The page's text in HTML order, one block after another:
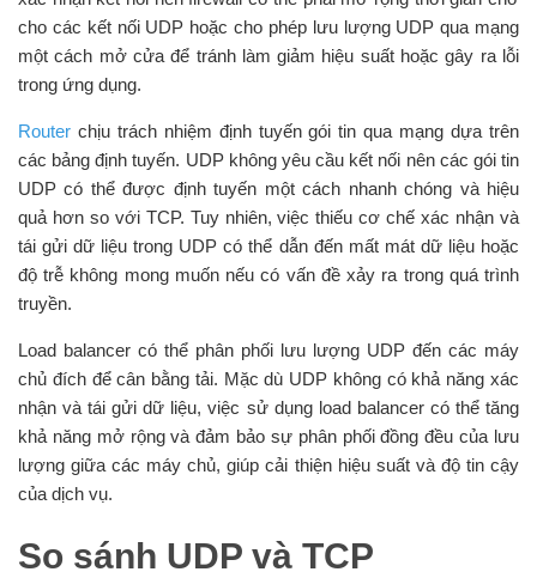
cho các kết nối UDP hoặc cho phép lưu lượng UDP qua mạng
một cách mở cửa để tránh làm giảm hiệu suất hoặc gây ra lỗi
trong ứng dụng.
Router chịu trách nhiệm định tuyến gói tin qua mạng dựa trên
các bảng định tuyến. UDP không yêu cầu kết nối nên các gói tin
UDP có thể được định tuyến một cách nhanh chóng và hiệu
quả hơn so với TCP. Tuy nhiên, việc thiếu cơ chế xác nhận và
tái gửi dữ liệu trong UDP có thể dẫn đến mất mát dữ liệu hoặc
độ trễ không mong muốn nếu có vấn đề xảy ra trong quá trình
truyền.
Load balancer có thể phân phối lưu lượng UDP đến các máy
chủ đích để cân bằng tải. Mặc dù UDP không có khả năng xác
nhận và tái gửi dữ liệu, việc sử dụng load balancer có thể tăng
khả năng mở rộng và đảm bảo sự phân phối đồng đều của lưu
lượng giữa các máy chủ, giúp cải thiện hiệu suất và độ tin cậy
của dịch vụ.
So sánh UDP và TCP